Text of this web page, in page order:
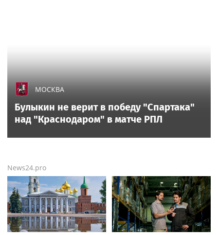
МОСКВА
Булыкин не верит в победу "Спартака"
над "Краснодаром" в матче РПЛ
News24.pro